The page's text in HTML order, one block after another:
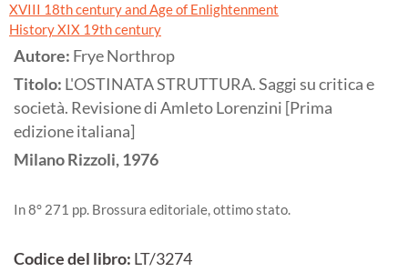
XVIII 18th century and Age of Enlightenment
History XIX 19th century
Autore: Frye Northrop
Titolo: L'OSTINATA STRUTTURA. Saggi su critica e
società. Revisione di Amleto Lorenzini [Prima
edizione italiana]
MilanoRizzoli,1976
In 8° 271 pp. Brossura editoriale, ottimo stato.
Codice del libro: LT/3274